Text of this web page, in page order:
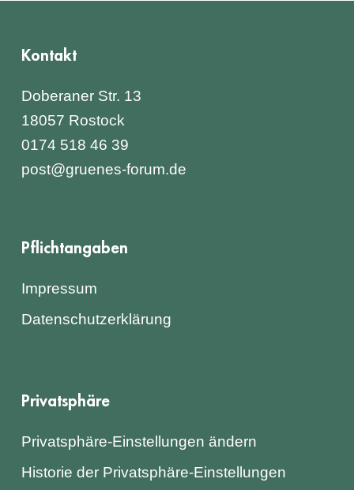
Kontakt
Doberaner Str. 13
18057 Rostock
0174 518 46 39
post@gruenes-forum.de
Pflichtangaben
Impressum
Datenschutzerklärung
Privatsphäre
Privatsphäre-Einstellungen ändern
Historie der Privatsphäre-Einstellungen